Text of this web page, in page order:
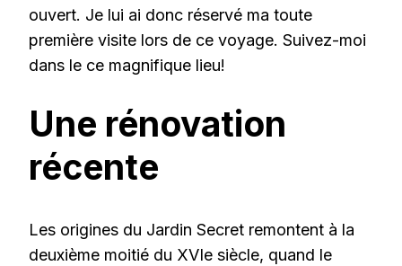
ouvert. Je lui ai donc réservé ma toute
première visite lors de ce voyage. Suivez-moi
dans le ce magnifique lieu!
Une rénovation
récente
Les origines du Jardin Secret remontent à la
deuxième moitié du XVIe siècle, quand le